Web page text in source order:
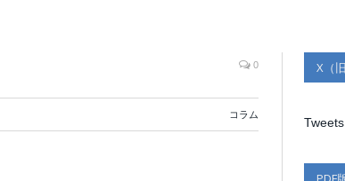
0
コラム
X（